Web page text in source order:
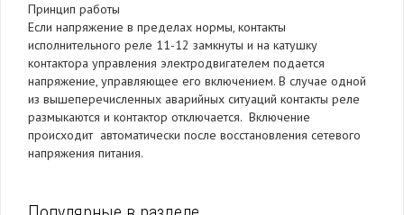
Принцип работы
Если напряжение в пределах нормы, контакты
исполнительного реле 11-12 замкнуты и на катушку
контактора управления электродвигателем подается
напряжение, управляющее его включением. В случае одной
из вышеперечисленных аварийных ситуаций контакты реле
размыкаются и контактор отключается. Включение
происходит автоматически после восстановления сетевого
напряжения питания.